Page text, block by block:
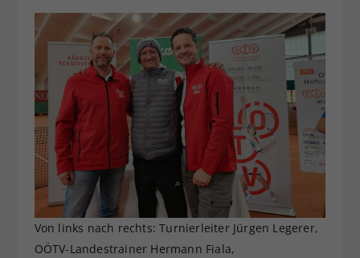
Von links nach rechts: Turnierleiter Jürgen Legerer,
OÖTV-Landestrainer Hermann Fiala,